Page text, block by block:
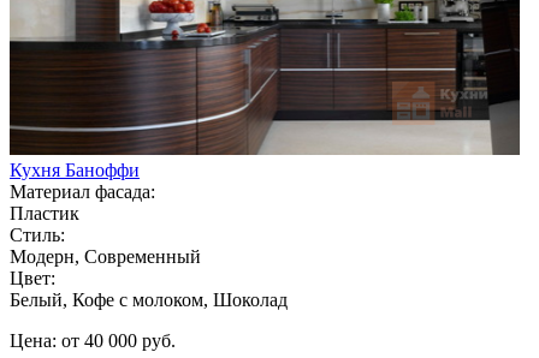
Кухня Баноффи
Материал фасада:
Пластик
Стиль:
Модерн, Современный
Цвет:
Белый, Кофе с молоком, Шоколад
Цена: от 40 000 руб.